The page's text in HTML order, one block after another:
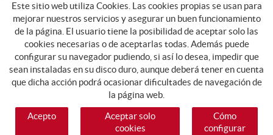
Este sitio web utiliza Cookies. Las cookies propias se usan para
mejorar nuestros servicios y asegurar un buen funcionamiento
de la página. El usuario tiene la posibilidad de aceptar solo las
cookies necesarias o de aceptarlas todas. Además puede
configurar su navegador pudiendo, si así lo desea, impedir que
sean instaladas en su disco duro, aunque deberá tener en cuenta
que dicha acción podrá ocasionar dificultades de navegación de
la página web.
Acepto
Aceptar solo
cookies
Cómo
configurar